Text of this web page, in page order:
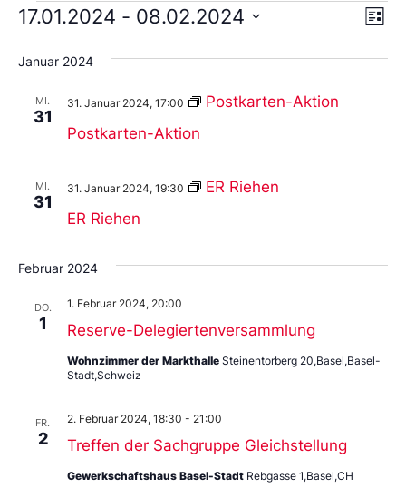
Liste
17.01.2024 - 08.02.2024
Sie
das
aus.
Januar 2024
MI.
31
Postkarten-Aktion
31. Januar 2024, 17:00 Postkarten-Aktion
MI.
31
ER Riehen
31. Januar 2024, 19:30 ER Riehen
Februar 2024
DO.
1 Reserve-Delegiertenversammlung
1. Februar 2024, 20:00
Wohnzimmer der Markthalle Steinentorberg 20,Basel,Basel-
Stadt,Schweiz
FR.
2 Treffen der Sachgruppe Gleichstellung
2. Februar 2024, 18:30 - 21:00
Gewerkschaftshaus Basel-Stadt Rebgasse 1,Basel,CH